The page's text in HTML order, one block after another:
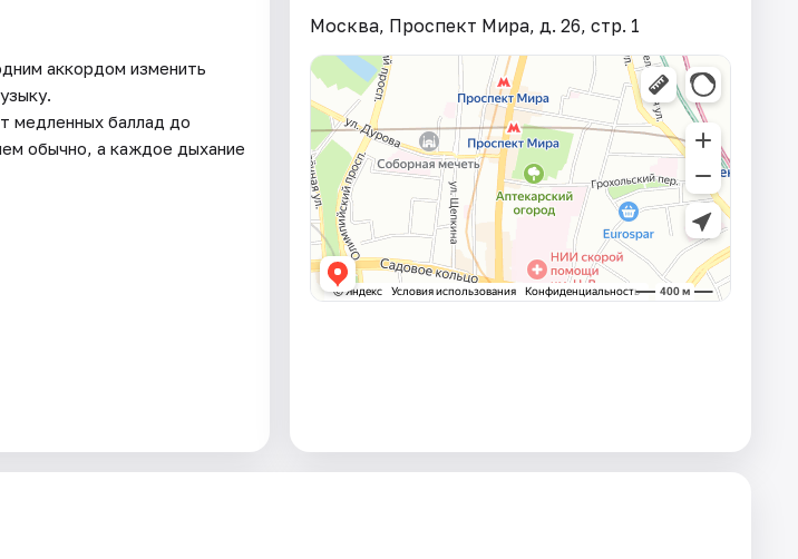
аккордом изменить
медленных баллад до
обычно, а каждое дыхание
Москва, Проспект Мира, д. 26, стр. 1